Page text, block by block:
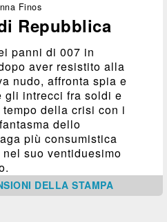
Finos
Repubblica
panni di 007 in
aver resistito alla
nudo, affronta spia e
gli intrecci fra soldi e
della crisi con i
dello
più consumistica
suo ventiduesimo
DELLA STAMPA